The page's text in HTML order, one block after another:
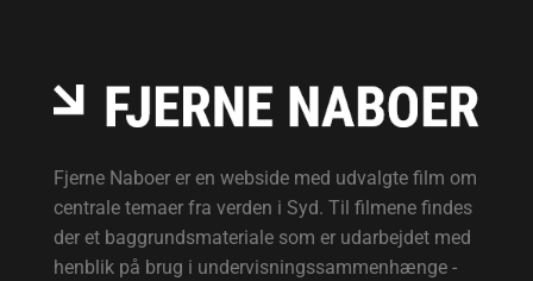
Fjerne Naboer er en webside med udvalgte film om
centrale temaer fra verden i Syd. Til filmene findes
der et baggrundsmateriale som er udarbejdet med
henblik på brug i undervisningssammenhænge -